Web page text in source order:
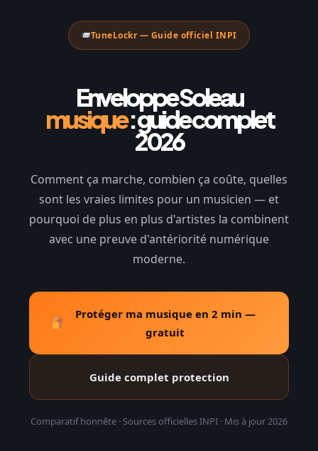
TuneLockr — Guide officiel INPI
Enveloppe Soleau
musique: guide complet
2026
Comment ça marche, combien ça coûte, quelles
sont les vraies limites pour un musicien — et
pourquoi de plus en plus d'artistes la combinent
avec une preuve d'antériorité numérique
moderne.
Protéger ma musique en 2 min —
gratuit
Guide complet protection
Comparatif honnête · Sources officielles INPI · Mis à jour 2026